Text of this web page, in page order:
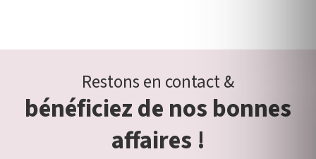
Restons en contact &
bénéficiez de nos bonnes
affaires !